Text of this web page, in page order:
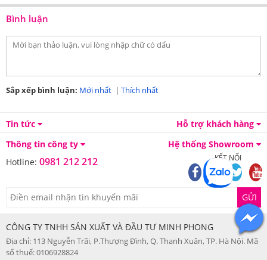
Bình luận
Sắp xếp bình luận: Mới nhất | Thích nhất
Tin tức
Hỗ trợ khách hàng
Thông tin công ty
Hệ thống Showroom
Hotline: 0981 212 212 KẾT NỐI
GỬI
CÔNG TY TNHH SẢN XUẤT VÀ ĐẦU TƯ MINH PHONG
Địa chỉ: 113 Nguyễn Trãi, P.Thượng Đình, Q. Thanh Xuân, TP. Hà Nội. Mã
số thuế: 0106928824